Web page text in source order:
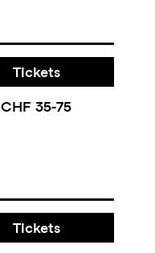
Tickets
CHF 35-75
Tickets